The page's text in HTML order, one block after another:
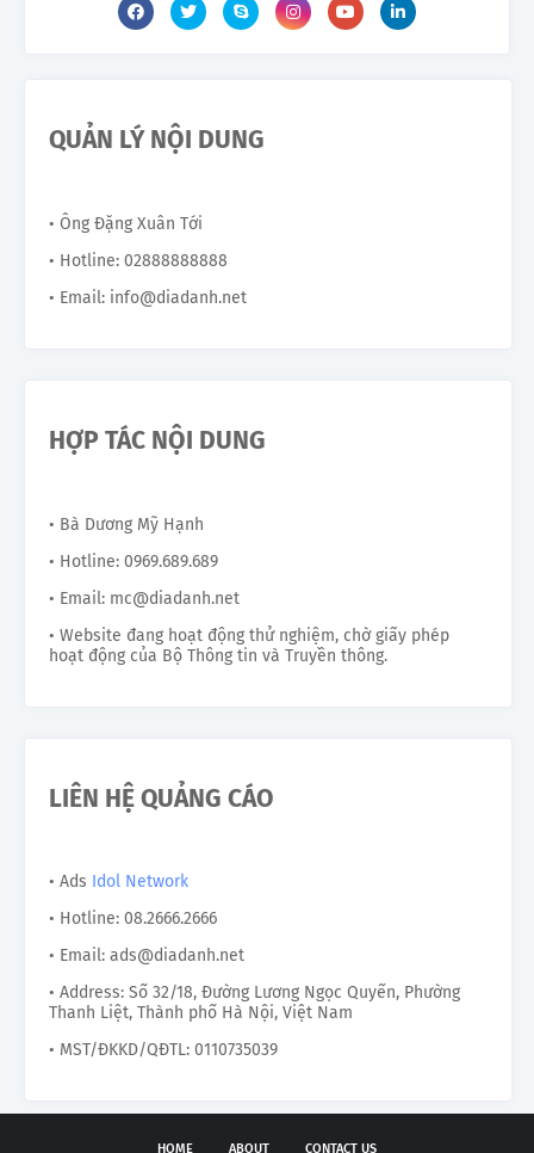
QUẢN LÝ NỘI DUNG
• Ông Đặng Xuân Tới
• Hotline: 02888888888
• Email: info@diadanh.net
HỢP TÁC NỘI DUNG
• Bà Dương Mỹ Hạnh
• Hotline: 0969.689.689
• Email: mc@diadanh.net
• Website đang hoạt động thử nghiệm, chờ giấy phép
hoạt động của Bộ Thông tin và Truyền thông.
LIÊN HỆ QUẢNG CÁO
• Ads Idol Network
• Hotline: 08.2666.2666
• Email: ads@diadanh.net
• Address: Số 32/18, Đường Lương Ngọc Quyến, Phường
Thanh Liệt, Thành phố Hà Nội, Việt Nam
• MST/ĐKKD/QĐTL: 0110735039
HOME ABOUT CONTACT US